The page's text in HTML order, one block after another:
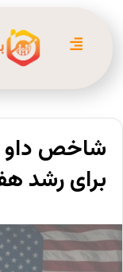
شاخص داو
برای رشد